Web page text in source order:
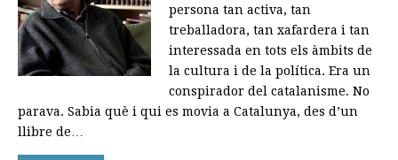
persona tan activa, tan
treballadora, tan xafardera i tan
interessada en tots els àmbits de
la cultura i de la política. Era un
conspirador del catalanisme. No
parava. Sabia què i qui es movia a Catalunya, des d’un
llibre de…